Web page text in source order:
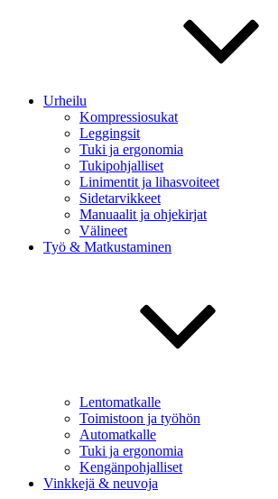
Urheilu
Kompressiosukat
Leggingsit
Tuki ja ergonomia
Tukipohjalliset
Linimentit ja lihasvoiteet
Sidetarvikkeet
Manuaalit ja ohjekirjat
Välineet
Työ & Matkustaminen
Lentomatkalle
Toimistoon ja työhön
Automatkalle
Tuki ja ergonomia
Kengänpohjalliset
Vinkkejä & neuvoja